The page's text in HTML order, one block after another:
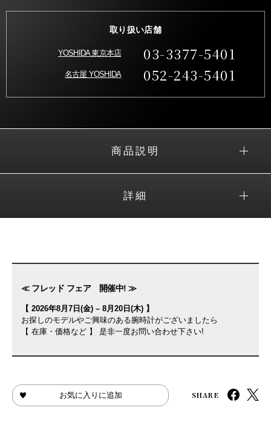
取り扱い店舗
YOSHIDA 東京本店 03-3377-5401
名古屋 YOSHIDA 052-243-5401
商品説明
詳細
≪ フレッド フェア 開催中! ≫
【 2026年8月7日(金) – 8月20日(木) 】
お探しのモデルやご興味のある腕時計がございましたら
【 在庫・価格など 】 是非一度お問い合わせ下さい!
お気に入りに追加 SHARE